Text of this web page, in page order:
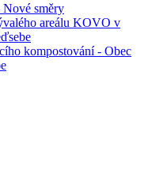
směry
areálu KOVO v
kompostování - Obec